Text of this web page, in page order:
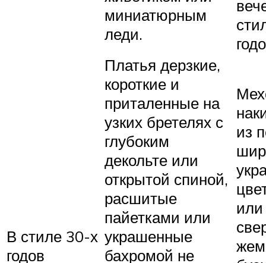
миниатюрным
леди.
В стиле 30-х
годов
Платья дерзкие,
короткие и
приталенные на
узких бретелях с
глубоким
декольте или
открытой спиной,
расшитые
пайетками или
украшенные
бахромой не
из
или